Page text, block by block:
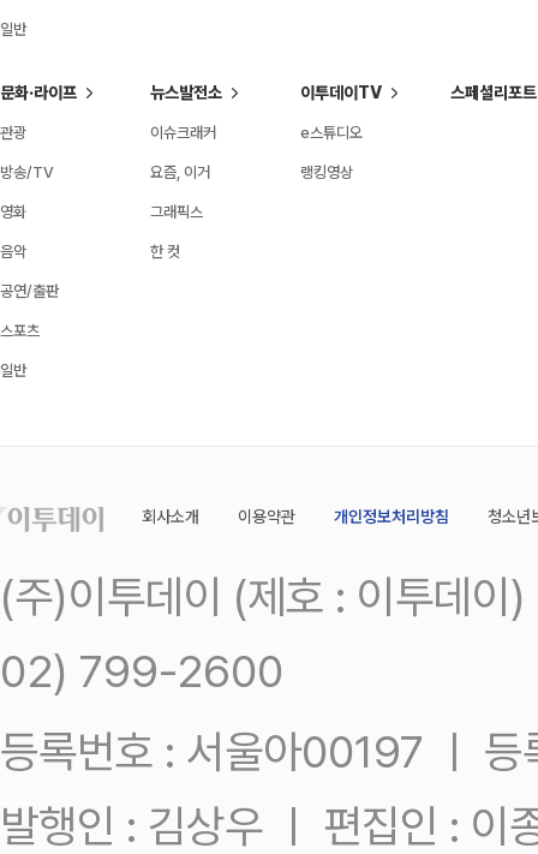
일반
문화·라이프
관광
방송/TV
영화
음악
공연/출판
스포츠
일반
뉴스발전소
이슈크래커
요즘, 이거
그래픽스
한 컷
이투데이TV
e스튜디오
랭킹영상
스페셜리포트
회사소개 이용약관 개인정보처리방침 청소년
(주)이투데이 (제호 : 이투데
02) 799-2600
등록번호 : 서울아00197 ㅣ
발행인 : 김상우 ㅣ 편집인 : 이